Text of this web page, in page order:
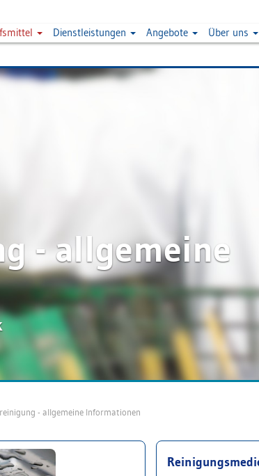
Dienstleistungen Angebote Über uns
- allgemeine
- allgemeine Informationen